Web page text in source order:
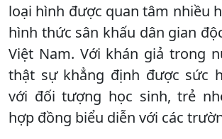
loại hình được quan tâm nhiều
hình thức sân khấu dân gian
Việt Nam. Với khán giả trong
thật sự khẳng định được sức
với đối tượng học sinh, trẻ
hợp đồng biểu diễn với các